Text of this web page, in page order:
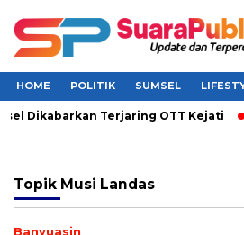
HOME POLITIK SUMSEL
Dikabarkan Terjaring OTT Kejati
Topik Musi Landas
Banyuasin